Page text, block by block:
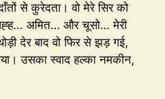
से कुरेदता। वो मेरे सिर को
अमित… और चूसो… मेरी
देर बाद वो फिर से झड़ गई,
उसका स्वाद हल्का नमकीन,